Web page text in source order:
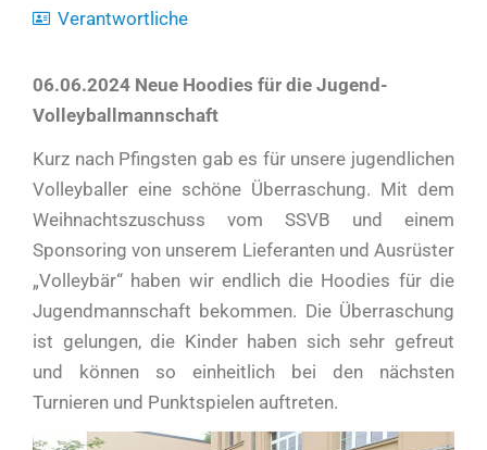
Verantwortliche
06.06.2024 Neue Hoodies für die Jugend-
Volleyballmannschaft
Kurz nach Pfingsten gab es für unsere jugendlichen
Volleyballer eine schöne Überraschung. Mit dem
Weihnachtszuschuss vom SSVB und einem
Sponsoring von unserem Lieferanten und Ausrüster
„Volleybär“ haben wir endlich die Hoodies für die
Jugendmannschaft bekommen. Die Überraschung
ist gelungen, die Kinder haben sich sehr gefreut
und können so einheitlich bei den nächsten
Turnieren und Punktspielen auftreten.